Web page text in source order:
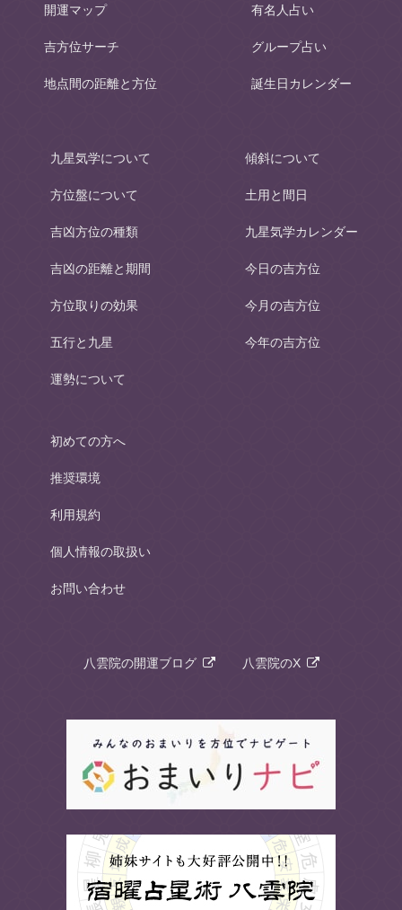
開運マップ
吉方位サーチ
地点間の距離と方位
有名人占い
グループ占い
誕生日カレンダー
九星気学について
方位盤について
吉凶方位の種類
吉凶の距離と期間
方位取りの効果
五行と九星
運勢について
傾斜について
土用と間日
九星気学カレンダー
今日の吉方位
今月の吉方位
今年の吉方位
初めての方へ
推奨環境
利用規約
個人情報の取扱い
お問い合わせ
八雲院の開運ブログ 八雲院のX